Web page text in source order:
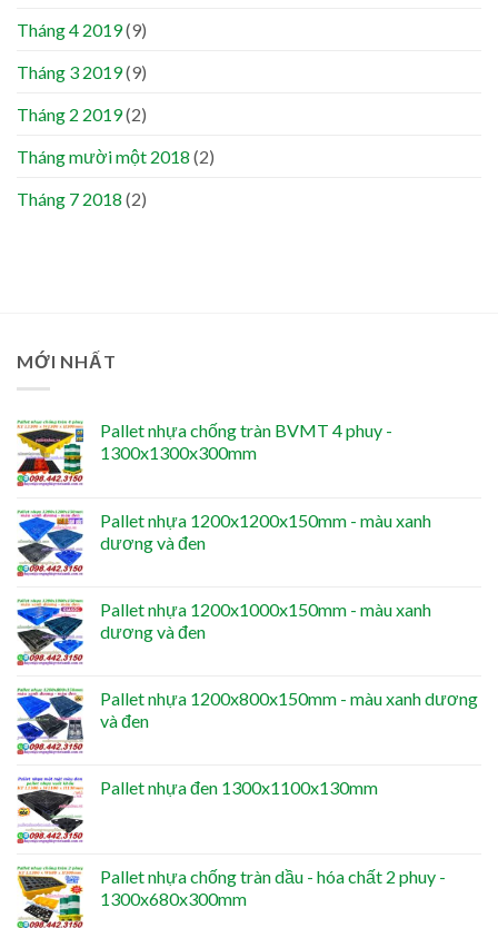
Tháng 4 2019(9)
Tháng 3 2019(9)
Tháng 2 2019(2)
Tháng mười một 2018 (2)
Tháng 7 2018 (2)
MỚI NHẤT
Pallet nhựa chống tràn BVMT 4 phuy -
1300x1300x300mm
Pallet nhựa 1200x1200x150mm - màu xanh
dương và đen
Pallet nhựa 1200x1000x150mm - màu xanh
dương và đen
Pallet nhựa 1200x800x150mm - màu xanh dương
và đen
Pallet nhựa đen 1300x1100x130mm
Pallet nhựa chống tràn dầu - hóa chất 2 phuy -
1300x680x300mm